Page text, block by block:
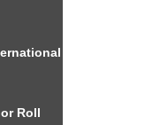
Roll